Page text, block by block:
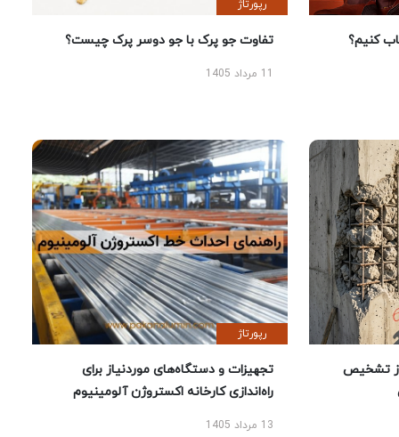
کنیم؟
رپورتاژ
تفاوت جو پرک با جو دوسر پرک چیست؟
تشخیص
رپورتاژ
تجهیزات و دستگاه‌های موردنیاز برای
راه‌اندازی کارخانه اکستروژن آلومینیوم
13 مرداد 1405